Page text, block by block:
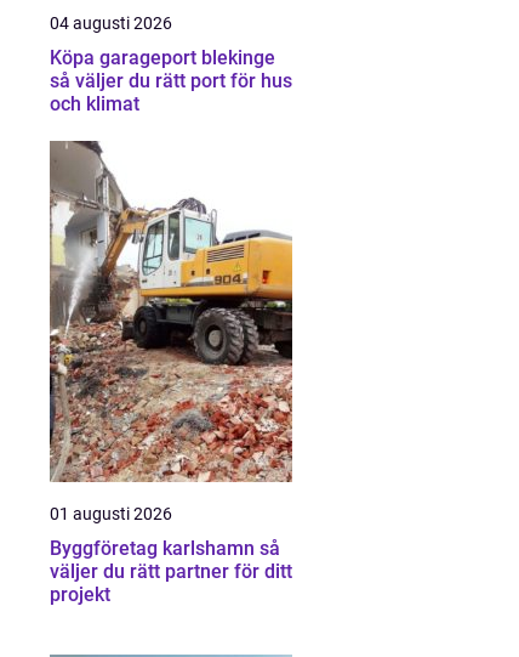
04 augusti 2026
Köpa garageport blekinge
så väljer du rätt port för hus
och klimat
01 augusti 2026
Byggföretag karlshamn så
väljer du rätt partner för ditt
projekt